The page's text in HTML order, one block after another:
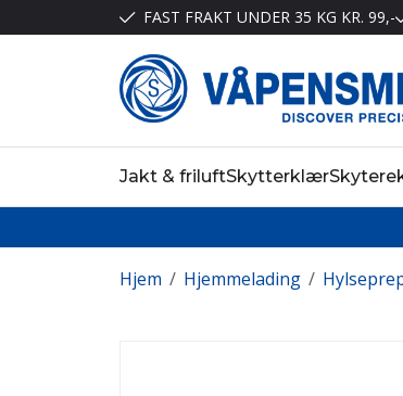
FAST FRAKT UNDER 35 KG KR. 99,-
Jakt & friluftSkytterklær
/
Hjem /
Hjemmelading